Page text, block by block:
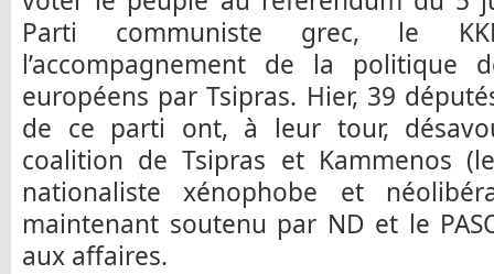
Parti communiste grec, le
l’accompagnement de la politique
européens par Tsipras. Hier, 39
de ce parti ont, à leur tour,
coalition de Tsipras et Kammenos
nationaliste xénophobe et
maintenant soutenu par ND et le
aux affaires.